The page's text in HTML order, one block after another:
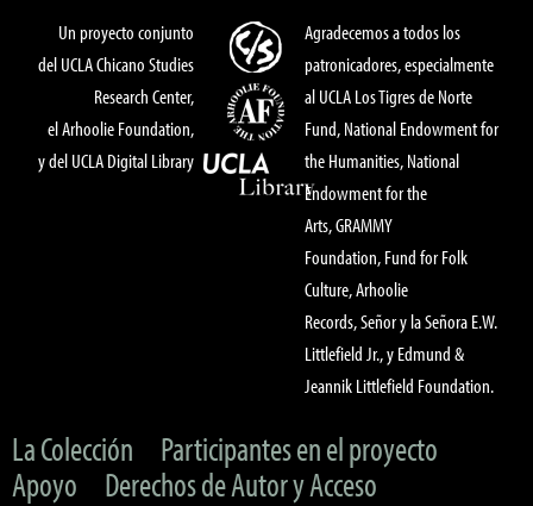
Un proyecto conjunto
del UCLA Chicano Studies
Research Center,
el Arhoolie Foundation,
y del UCLA Digital Library
Agradecemos a todos los
patronicadores, especialmente
al UCLA Los Tigres de Norte
Fund, National Endowment for
the Humanities, National
Endowment for the
Arts, GRAMMY
Foundation, Fund for Folk
Culture, Arhoolie
Records, Señor y la Señora E.W.
Littlefield Jr., y Edmund &
Jeannik Littlefield Foundation.
La Colección
Participantes en el proyecto
Apoyo
Derechos de Autor y Acceso